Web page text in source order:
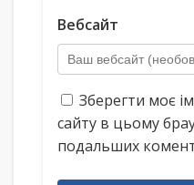
Вебсайт
Зберегти моє
сайту в цьому
подальших